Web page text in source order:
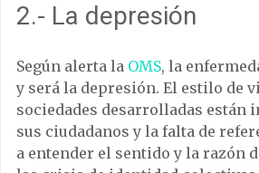
2.- La depresión
Según alerta la OMS, la
y será la depresión. El estilo de
sociedades desarrolladas están
sus ciudadanos y la falta de
a entender el sentido y la razón